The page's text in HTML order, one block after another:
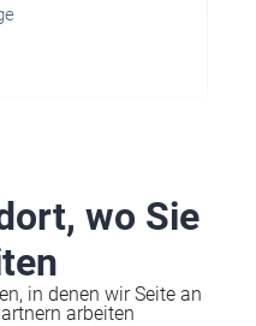
wo Sie
in denen wir Seite an
arbeiten